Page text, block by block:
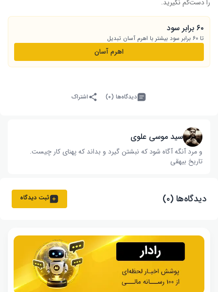
را دست‌کم نگیرید.
۶۰ برابر سود
تا ۶۰ برابر سود بیشتر با اهرم آسان تبدیل
اهرم آسان
دیدگاه‌ها (۰) اشتراک
سید موسی علوی
و مرد آنگه آگاه شود که نبشتن گیرد و بداند که پهنای کار چیست‌.
تاریخ بیهقی
دیدگاه‌ها (۰) ثبت دیدگاه